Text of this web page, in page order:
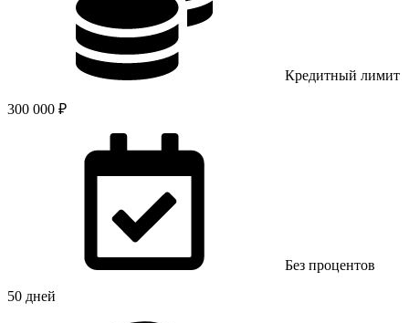
Кредитный лимит
300 000 ₽
Без процентов
50 дней